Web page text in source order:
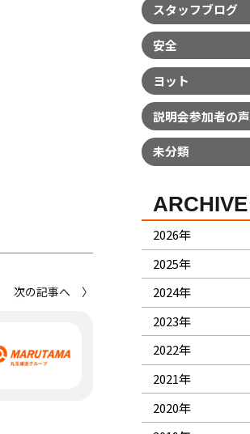
次の記事へ 〉
スタッフブログ
安全
ヨット
説明会参加者の声
未分類
ARCHIVE
2026年
2025年
2024年
2023年
2022年
2021年
2020年